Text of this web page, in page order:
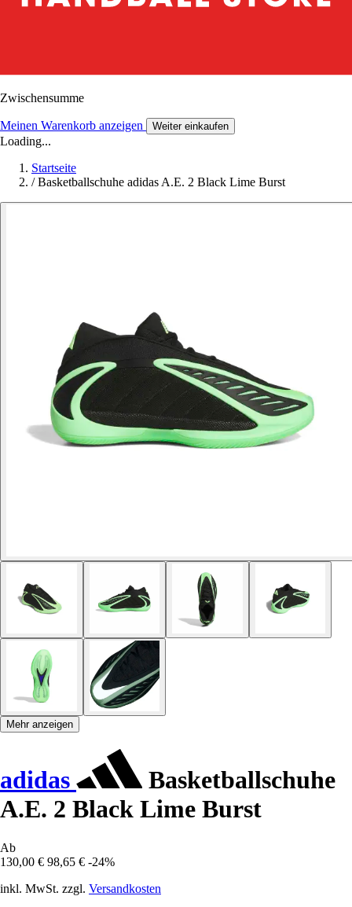
Zwischensumme
Meinen Warenkorb anzeigen Weiter einkaufen
Loading...
Startseite
/ Basketballschuhe adidas A.E. 2 Black Lime Burst
Mehr anzeigen
adidas
Basketballschuhe
A.E. 2 Black Lime Burst
Ab
130,00 € 98,65 € -24%
inkl. MwSt. zzgl. Versandkosten